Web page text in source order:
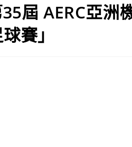
屆 AERC亞洲
賽」